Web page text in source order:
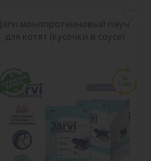
Jarvi монопротеиновый пауч
для котят (кусочки в соусе)